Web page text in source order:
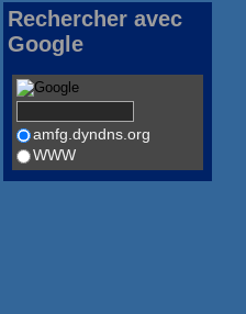
Rechercher avec
Google
amfg.dyndns.org
WWW